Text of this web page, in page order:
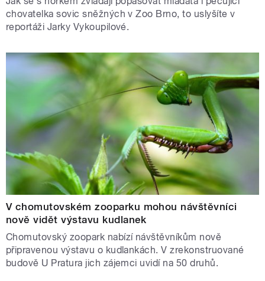
chovatelka sovic sněžných v Zoo Brno, to uslyšíte v
reportáži Jarky Vykoupilové.
V chomutovském zooparku mohou návštěvníci
nově vidět výstavu kudlanek
Chomutovský zoopark nabízí návštěvníkům nově
připravenou výstavu o kudlankách. V zrekonstruované
budově U Pratura jich zájemci uvidí na 50 druhů.